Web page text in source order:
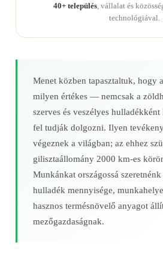
40+ település, vállalat és
technológiával.
Menet közben tapasztaltuk, hogy
milyen értékes — nemcsak a
szerves és veszélyes
fel tudják dolgozni. Ilyen
végeznek a világban; az ehhez
gilisztaállomány 2000 km‑es
Munkánkat országossá
hulladék mennyisége,
hasznos termésnövelő anyagot
mezőgazdaságnak.